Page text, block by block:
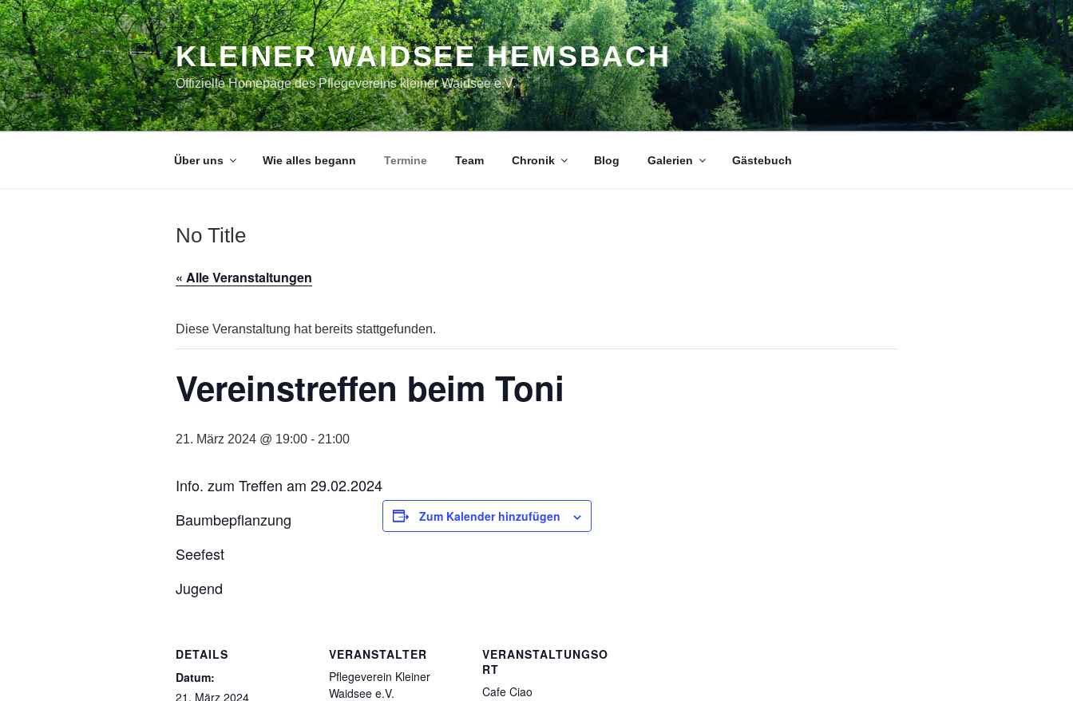
Zum
Inhalt
springen
KLEINER WAIDSEE HEMSBACH
Offizielle Homepage des Pflegevereins kleiner Waidsee e.V.
Über uns Wie alles begann Termine Team Chronik Blog Galerien Gästebuch
No Title
« Alle Veranstaltungen
Diese Veranstaltung hat bereits stattgefunden.
Vereinstreffen beim Toni
21. März 2024 @ 19:00 - 21:00
Info. zum Treffen am 29.02.2024
Baumbepflanzung
Seefest
Jugend
Zum Kalender hinzufügen
DETAILS
Datum:
21. März 2024
VERANSTALTER
Pflegeverein Kleiner
Waidsee e.V.
VERANSTALTUNGSO
RT
Cafe Ciao